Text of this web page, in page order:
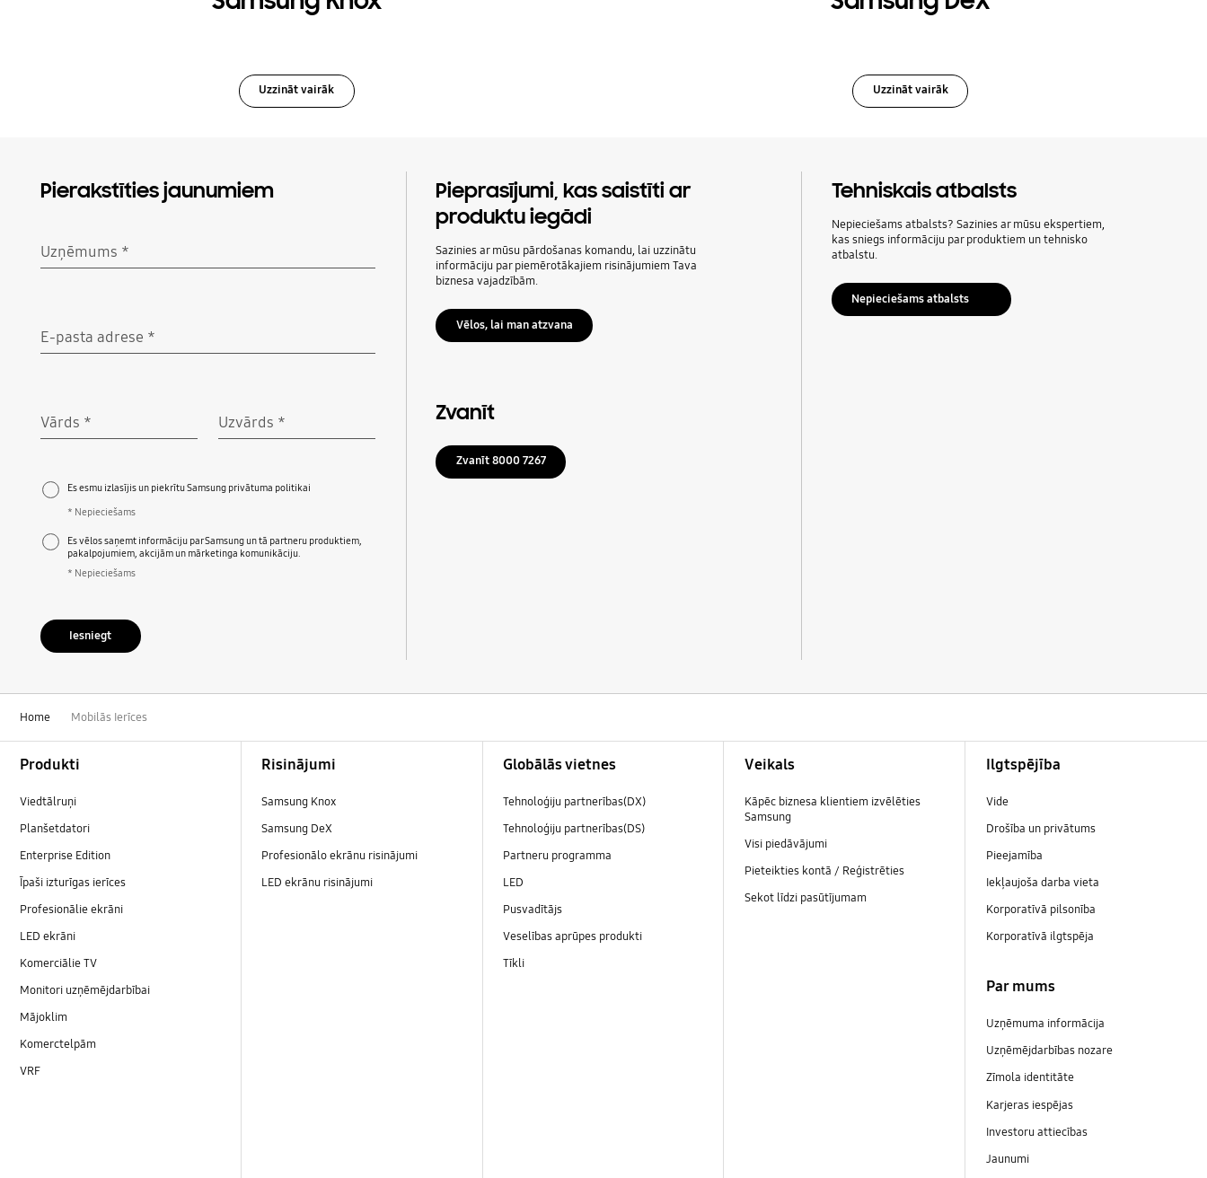
Uzzināt vairāk Uzzināt vairāk
Pierakstīties jaunumiem
Uzņēmums *
E-pasta adrese *
Vārds * Uzvārds *
Es esmu izlasījis un piekrītu Samsung privātuma politikai
* Nepieciešams
Es vēlos saņemt informāciju par Samsung un tā partneru produktiem,
pakalpojumiem, akcijām un mārketinga komunikāciju.
* Nepieciešams
Iesniegt
Pieprasījumi, kas saistīti ar
produktu iegādi
Sazinies ar mūsu pārdošanas komandu, lai uzzinātu
informāciju par piemērotākajiem risinājumiem Tava
biznesa vajadzībām.
Vēlos, lai man atzvana
Zvanīt
Zvanīt 8000 7267
Tehniskais atbalsts
Nepieciešams atbalsts? Sazinies ar mūsu ekspertiem,
kas sniegs informāciju par produktiem un tehnisko
atbalstu.
Nepieciešams atbalsts
Home Mobilās Ierīces
Produkti
Viedtālruņi
Planšetdatori
Enterprise Edition
Īpaši izturīgas ierīces
Profesionālie ekrāni
LED ekrāni
Komerciālie TV
Monitori uzņēmējdarbībai
Mājoklim
Komerctelpām
VRF
Risinājumi
Samsung Knox
Samsung DeX
Profesionālo ekrānu risinājumi
LED ekrānu risinājumi
Globālās vietnes
Tehnoloģiju partnerības(DX)
Tehnoloģiju partnerības(DS)
Partneru programma
LED
Pusvadītājs
Veselības aprūpes produkti
Tīkli
Veikals
Kāpēc biznesa klientiem izvēlēties
Samsung
Visi piedāvājumi
Pieteikties kontā / Reģistrēties
Sekot līdzi pasūtījumam
Ilgtspējība
Vide
Drošība un privātums
Pieejamība
Iekļaujoša darba vieta
Korporatīvā pilsonība
Korporatīvā ilgtspēja
Par mums
Uzņēmuma informācija
Uzņēmējdarbības nozare
Zīmola identitāte
Karjeras iespējas
Investoru attiecības
Jaunumi